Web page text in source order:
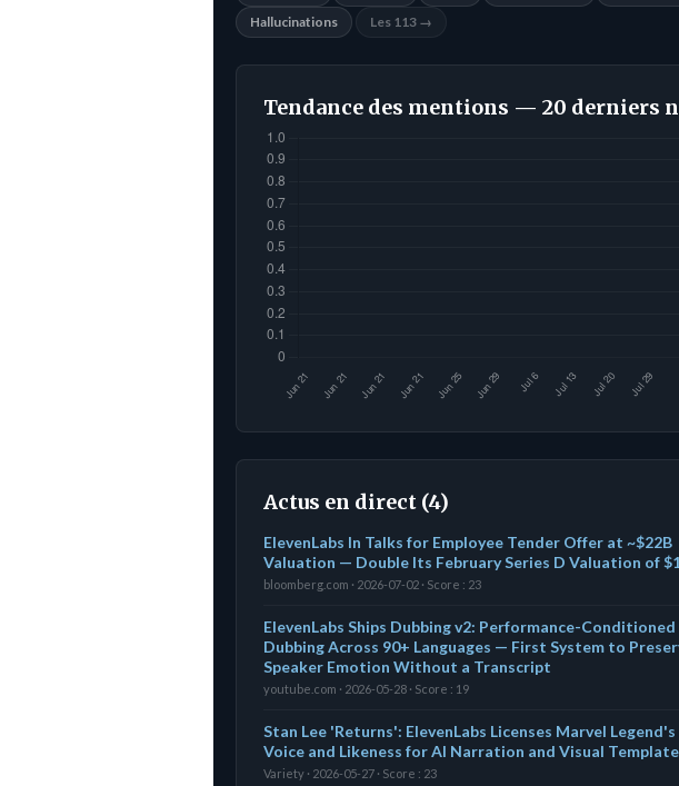
Hallucinations
Les 113 →
Tendance des mentions — 20 derniers
Actus en direct (4)
ElevenLabs In Talks for Employee Tender Offer at ~$22B
Valuation — Double Its February Series D Valuation of
bloomberg.com · 2026-07-02 · Score : 23
ElevenLabs Ships Dubbing v2: Performance-Conditioned
Dubbing Across 90+ Languages — First System to
Speaker Emotion Without a Transcript
youtube.com · 2026-05-28 · Score : 19
Stan Lee 'Returns': ElevenLabs Licenses Marvel Legend's
Voice and Likeness for AI Narration and Visual
Variety · 2026-05-27 · Score : 23